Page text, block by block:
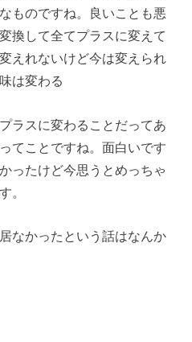
ものですね。良いことも悪
換して全てプラスに変えて
えれないけど今は変えられ
は変わる
ラスに変わることだってあ
てことですね。面白いです
ったけど今思うとめっちゃ
。
なかったという話はなんか